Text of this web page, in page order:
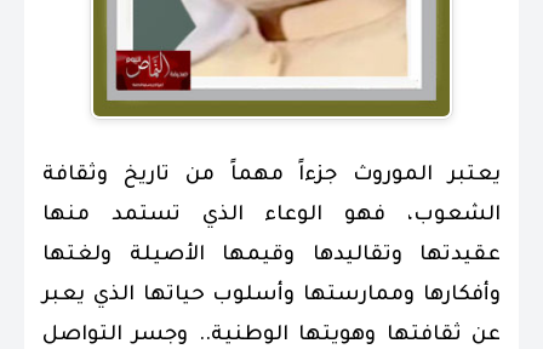
يعتبر الموروث جزءاً مهماً من تاريخ وثقافة
الشعوب، فهو الوعاء الذي تستمد منها
عقيدتها وتقاليدها وقيمها الأصيلة ولغتها
وأفكارها وممارستها وأسلوب حياتها الذي يعبر
عن ثقافتها وهويتها الوطنية.. وجسر التواصل